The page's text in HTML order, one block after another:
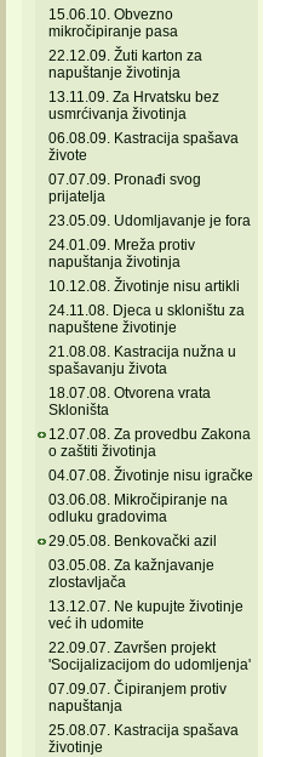
15.06.10. Obvezno
mikročipiranje pasa
22.12.09. Žuti karton za
napuštanje životinja
13.11.09. Za Hrvatsku bez
usmrćivanja životinja
06.08.09. Kastracija spašava
živote
07.07.09. Pronađi svog
prijatelja
23.05.09. Udomljavanje je fora
24.01.09. Mreža protiv
napuštanja životinja
10.12.08. Životinje nisu artikli
24.11.08. Djeca u skloništu za
napuštene životinje
21.08.08. Kastracija nužna u
spašavanju života
18.07.08. Otvorena vrata
Skloništa
12.07.08. Za provedbu Zakona
o zaštiti životinja
04.07.08. Životinje nisu igračke
03.06.08. Mikročipiranje na
odluku gradovima
29.05.08. Benkovački azil
03.05.08. Za kažnjavanje
zlostavljača
13.12.07. Ne kupujte životinje
već ih udomite
22.09.07. Završen projekt
'Socijalizacijom do udomljenja'
07.09.07. Čipiranjem protiv
napuštanja
25.08.07. Kastracija spašava
životinje